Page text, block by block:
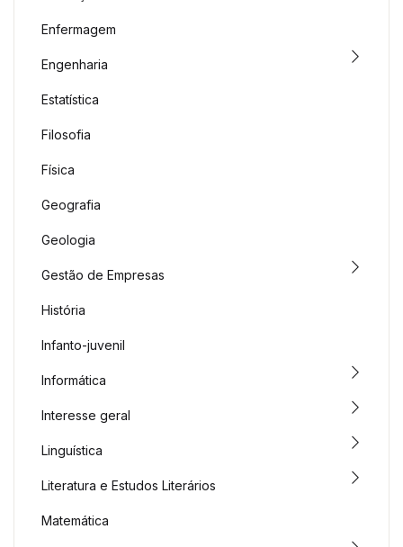
Enfermagem
Engenharia
Estatística
Filosofia
Física
Geografia
Geologia
Gestão de Empresas
História
Infanto-juvenil
Informática
Interesse geral
Linguística
Literatura e Estudos Literários
Matemática